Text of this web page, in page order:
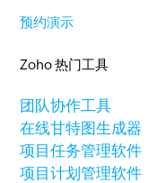
预约演示
Zoho 热门工具
团队协作工具
在线甘特图生成器
项目任务管理软件
项目计划管理软件